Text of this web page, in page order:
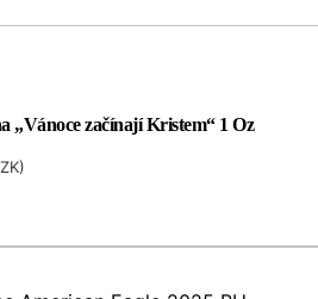
„Vánoce začínají Kristem“ 1 Oz
)